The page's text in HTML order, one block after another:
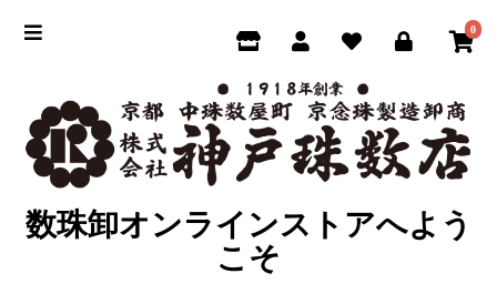
0
数珠卸オンラインストアへよう
こそ